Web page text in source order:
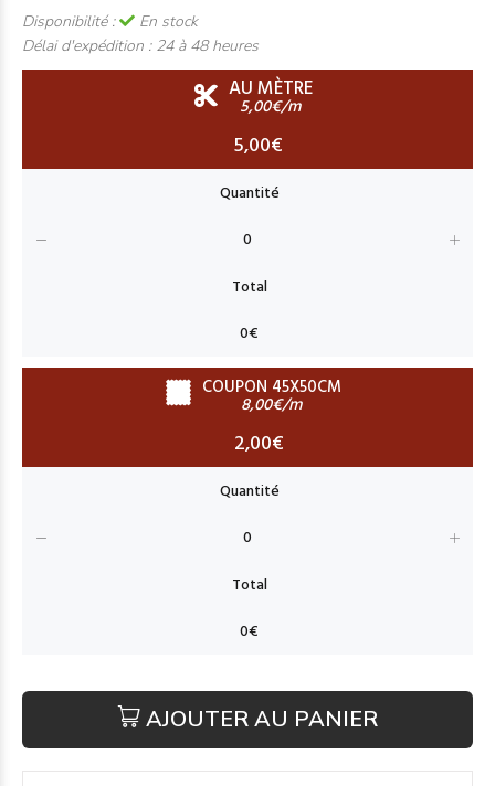
Disponibilité :
En stock
Délai d'expédition : 24 à 48 heures
AU MÈTRE
5,00€/m
5,00€
COUPON 45X50CM
8,00€/m
2,00€
AJOUTER AU PANIER